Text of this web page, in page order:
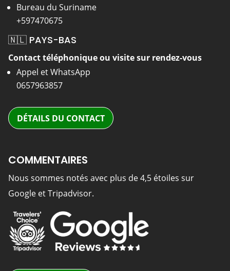
Bureau du Suriname
+597470675
🇳🇱 PAYS-BAS
Contact téléphonique ou visite sur rendez-vous
Appel et WhatsApp
0657963857
DÉTAILS DU CONTACT
COMMENTAIRES
Nous sommes notés avec plus de 4,5 étoiles sur
Google et Tripadvisor.